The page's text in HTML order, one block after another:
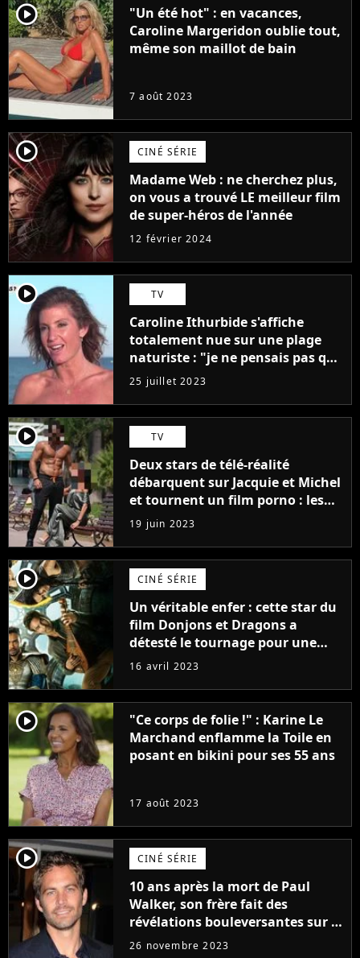
player2
"Un été hot" : en vacances,
Caroline Margeridon oublie tout,
même son maillot de bain
7 août 2023
player2 CINÉ SÉRIE
Madame Web : ne cherchez plus,
on vous a trouvé LE meilleur film
de super-héros de l'année
12 février 2024
player2 TV
Caroline Ithurbide s'affiche
totalement nue sur une plage
naturiste : "je ne pensais pas que
j'arriverais à le faire..."
25 juillet 2023
player2 TV
Deux stars de télé-réalité
débarquent sur Jacquie et Michel
et tournent un film porno : les
premières images du tournage
(exclu)
19 juin 2023
player2 CINÉ SÉRIE
Un véritable enfer : cette star du
film Donjons et Dragons a
détesté le tournage pour une
raison très spéciale
16 avril 2023
player2
"Ce corps de folie !" : Karine Le
Marchand enflamme la Toile en
posant en bikini pour ses 55 ans
17 août 2023
player2 CINÉ SÉRIE
10 ans après la mort de Paul
Walker, son frère fait des
révélations bouleversantes sur la
réaction des acteurs de Fast and
26 novembre 2023